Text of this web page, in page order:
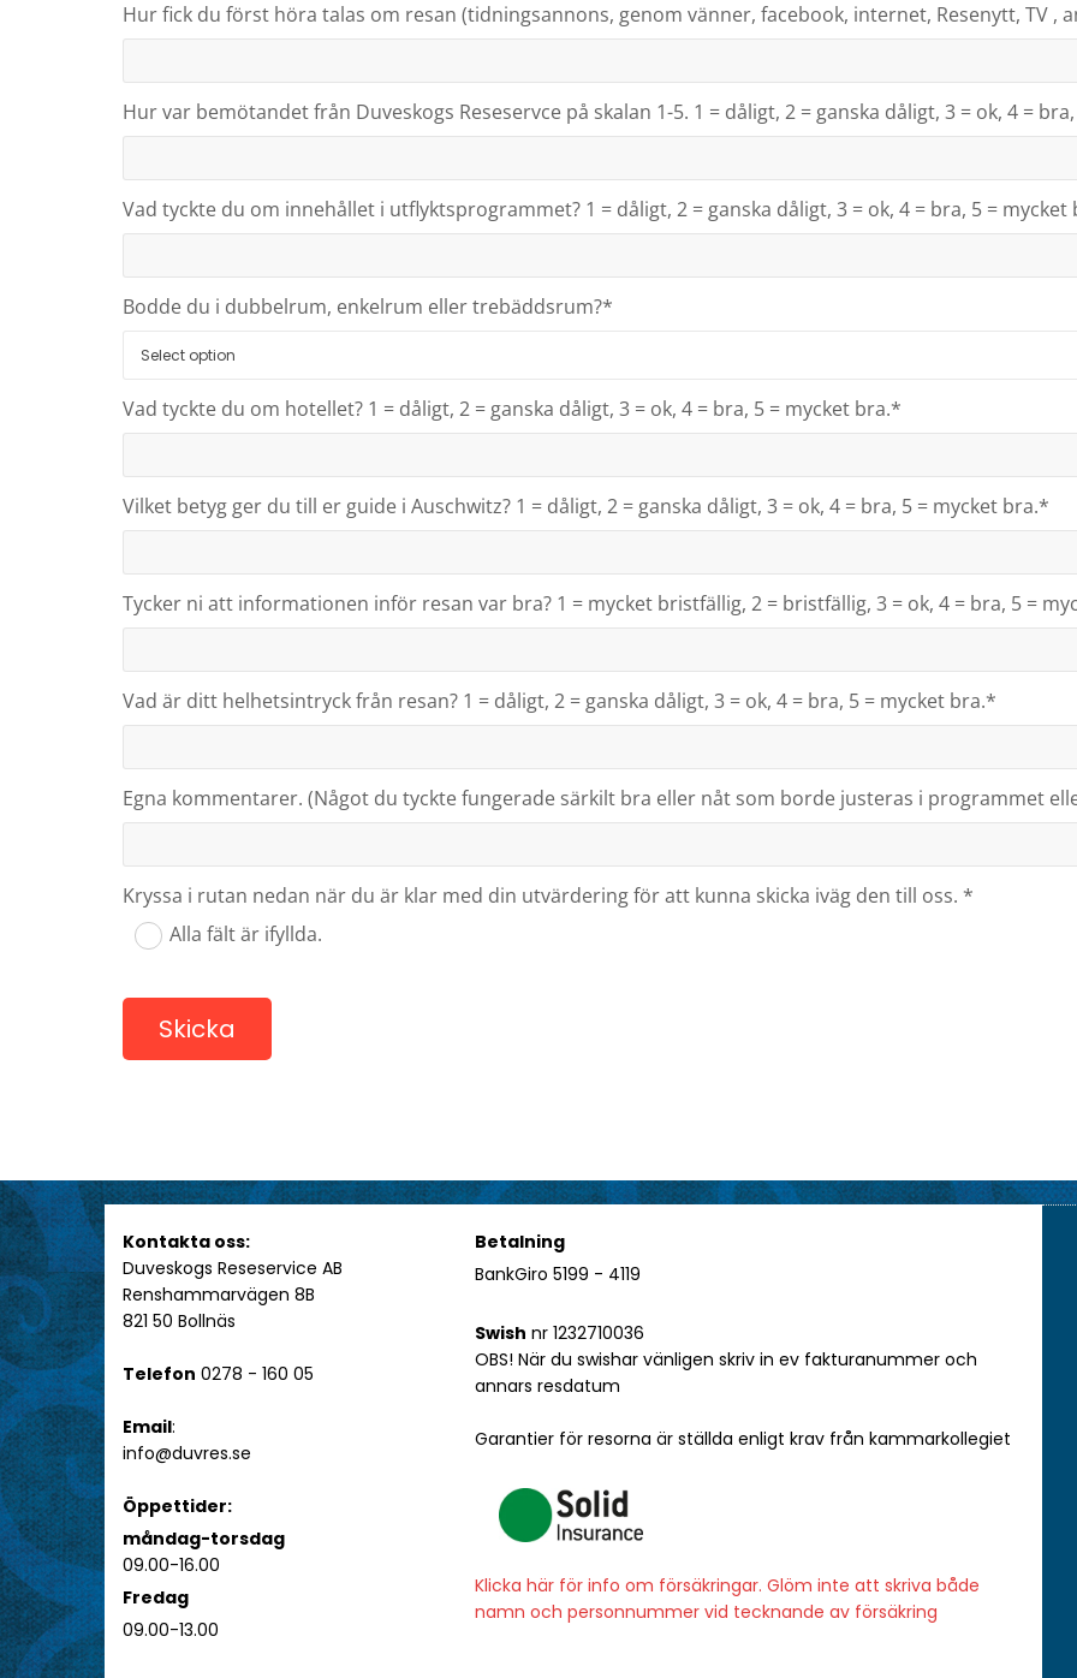
Hur fick du först höra talas om resan (tidningsannons, genom vänner, facebook, internet, Resenytt, TV ,
Hur var bemötandet från Duveskogs Reseservce på skalan 1-5. 1 = dåligt, 2 = ganska dåligt, 3 = ok, 4 =
Vad tyckte du om innehållet i utflyktsprogrammet? 1 = dåligt, 2 = ganska dåligt, 3 = ok, 4 = bra, 5 = mycket
Bodde du i dubbelrum, enkelrum eller trebäddsrum?*
Vad tyckte du om hotellet? 1 = dåligt, 2 = ganska dåligt, 3 = ok, 4 = bra, 5 = mycket bra.*
Vilket betyg ger du till er guide i Auschwitz? 1 = dåligt, 2 = ganska dåligt, 3 = ok, 4 = bra, 5 = mycket bra.*
Tycker ni att informationen inför resan var bra? 1 = mycket bristfällig, 2 = bristfällig, 3 = ok, 4 = bra, 5 =
Vad är ditt helhetsintryck från resan? 1 = dåligt, 2 = ganska dåligt, 3 = ok, 4 = bra, 5 = mycket bra.*
Egna kommentarer. (Något du tyckte fungerade särkilt bra eller nåt som borde justeras i programmet
Kryssa i rutan nedan när du är klar med din utvärdering för att kunna skicka iväg den till oss. *
Alla fält är ifyllda.
Kontakta oss:
Duveskogs Reseservice AB
Renshammarvägen 8B
821 50 Bollnäs
Telefon 0278 - 160 05
Email:
info@duvres.se
Öppettider:
måndag-torsdag
09.00-16.00
Fredag
09.00-13.00
Betalning
BankGiro 5199 - 4119
Swish nr 1232710036
OBS! När du swishar vänligen skriv in ev fakturanummer och
annars resdatum
Garantier för resorna är ställda enligt krav från kammarkollegiet
Klicka här för info om försäkringar. Glöm inte att skriva både
namn och personnummer vid tecknande av försäkring